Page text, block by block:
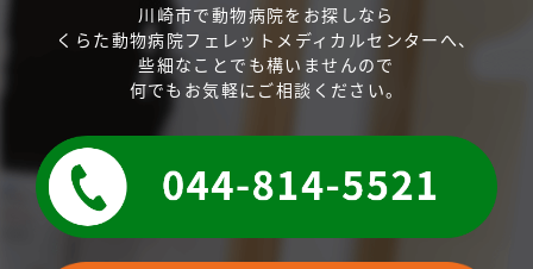
川崎市で動物病院をお探しなら
くらた動物病院フェレットメディカルセンターへ、
些細なことでも構いませんので
何でもお気軽にご相談ください。